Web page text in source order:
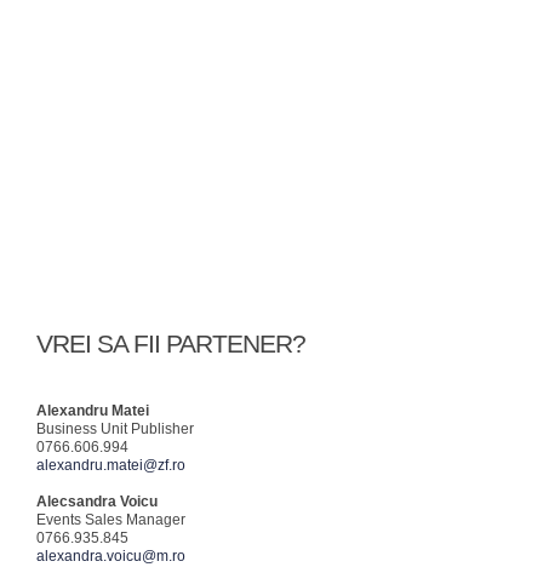
VREI SA FII PARTENER?
Alexandru Matei
Business Unit Publisher
0766.606.994
alexandru.matei@zf.ro
Alecsandra Voicu
Events Sales Manager
0766.935.845
alexandra.voicu@m.ro